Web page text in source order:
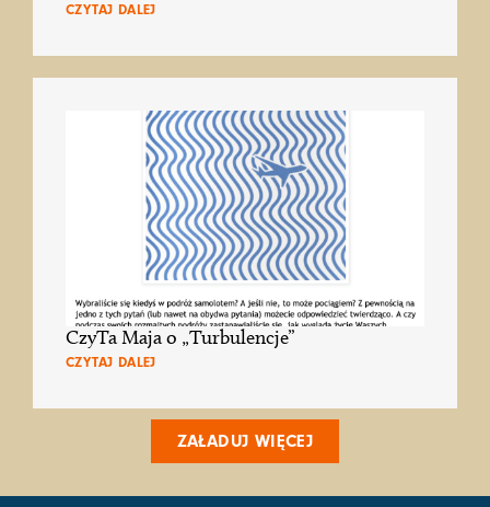
CZYTAJ DALEJ
CzyTa Maja o „Turbulencje”
CZYTAJ DALEJ
ZAŁADUJ WIĘCEJ